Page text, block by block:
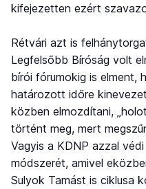
kifejezetten ezért
Rétvári azt is
Legfelsőbb Bíróság volt
bírói fórumokig is elment,
határozott időre
közben elmozdítani,
történt meg, mert
Vagyis a KDNP azzal
módszerét, amivel
Sulyok Tamást is ciklusa